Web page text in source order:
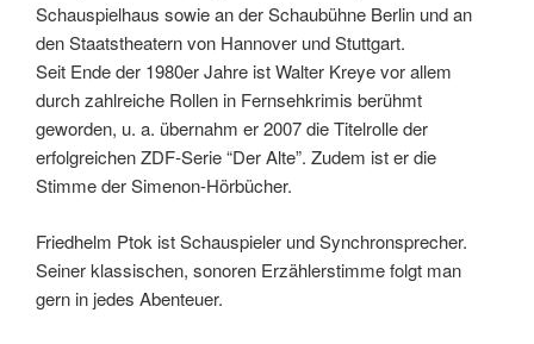
Schauspielhaus sowie an der Schaubühne Berlin und an
den Staatstheatern von Hannover und Stuttgart.
Seit Ende der 1980er Jahre ist Walter Kreye vor allem
durch zahlreiche Rollen in Fernsehkrimis berühmt
geworden, u. a. übernahm er 2007 die Titelrolle der
erfolgreichen ZDF-Serie “Der Alte”. Zudem ist er die
Stimme der Simenon-Hörbücher.
Friedhelm Ptok ist Schauspieler und Synchronsprecher.
Seiner klassischen, sonoren Erzählerstimme folgt man
gern in jedes Abenteuer.